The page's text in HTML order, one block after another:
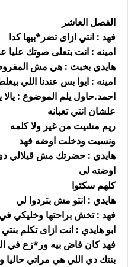
الفصل العاشر
فهد : انتي ازاى تضر*بيها كدا
امينه : انت بتعلى صوتك عليا
هايدي بخبث : هي مش
امينه : ايوا بس عندنا اللي
احمد.حاول يلم الموضوع : يالا
علشان انتي تعبانه
ريم مشيت من غير ولا كلمه
ونسيت ودخلت اوضه فهد
هايدي : حضرتك مش قيلالي
اوضته لى
كلهم سكتوا
هايدي : انتو مش بتردوا لي
فهد : تخش براحتها وخليكي
ابو هايدي : انت ازاى تكلم بنتي
فهد كان فاض بيه ور*زع في
بنتك دي اللي هي مراتي حاليا